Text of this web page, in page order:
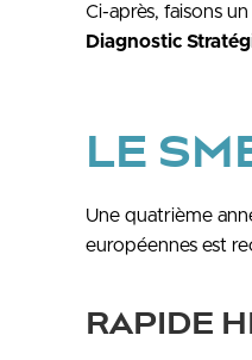
Ci-après, faisons
Diagnostic
LE
Une quatrième
européennes est
RAPIDE